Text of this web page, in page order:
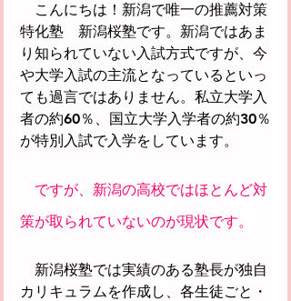
こんにちは！新潟で唯一の推薦対策
特化塾　新潟桜塾です。新潟ではあま
り知られていない入試方式ですが、今
や大学入試の主流となっているといっ
ても過言ではありません。私立大学入
者の約60％、国立大学入学者の約30％
が特別入試で入学をしています。
ですが、新潟の高校ではほとんど対
策が取られていないのが現状です。
新潟桜塾では実績のある塾長が独自
カリキュラムを作成し、各生徒ごと・